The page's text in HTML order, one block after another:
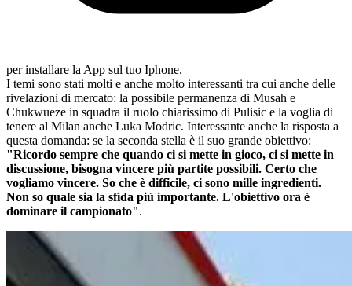
per installare la App sul tuo Iphone.
I temi sono stati molti e anche molto interessanti tra cui anche delle
rivelazioni di mercato: la possibile permanenza di Musah e
Chukwueze in squadra il ruolo chiarissimo di Pulisic e la voglia di
tenere al Milan anche Luka Modric. Interessante anche la risposta a
questa domanda: se la seconda stella è il suo grande obiettivo:
"Ricordo sempre che quando ci si mette in gioco, ci si mette in
discussione, bisogna vincere più partite possibili. Certo che
vogliamo vincere. So che è difficile, ci sono mille ingredienti.
Non so quale sia la sfida più importante. L'obiettivo ora è
dominare il campionato".